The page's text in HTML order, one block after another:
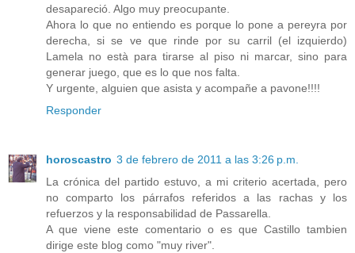
desapareció. Algo muy preocupante.
Ahora lo que no entiendo es porque lo pone a pereyra por
derecha, si se ve que rinde por su carril (el izquierdo)
Lamela no està para tirarse al piso ni marcar, sino para
generar juego, que es lo que nos falta.
Y urgente, alguien que asista y acompañe a pavone!!!!
Responder
horoscastro 3 de febrero de 2011 a las 3:26 p.m.
La crónica del partido estuvo, a mi criterio acertada, pero
no comparto los párrafos referidos a las rachas y los
refuerzos y la responsabilidad de Passarella.
A que viene este comentario o es que Castillo tambien
dirige este blog como "muy river".